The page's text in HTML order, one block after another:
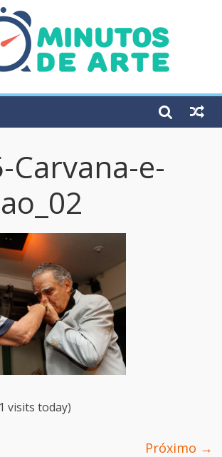
Carvana-e-
visits today)
Próximo →